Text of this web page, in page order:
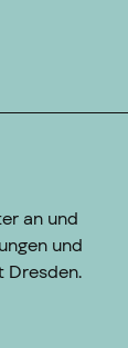
an und
und
Dresden.